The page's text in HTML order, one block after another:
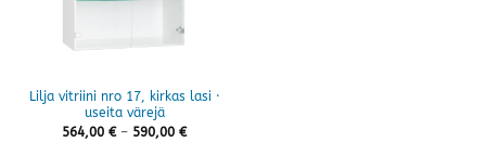
Lilja vitriini nro 17, kirkas lasi ·
useita värejä
564,00 € – 590,00 €Hintaluokka: